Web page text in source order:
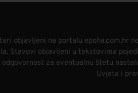
objavljeni na portalu epoha.com.hr
Stavovi objavljeni u tekstovima
odgovornost za eventualnu štetu
Uvjeta i